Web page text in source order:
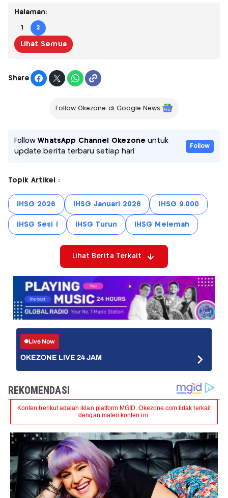
Halaman:
1 2
Lihat Semua
Share
Follow Okezone di Google News
FollowWhatsApp Channel Okezone untuk
update berita terbaru setiap hari
Follow
Topik Artikel :
IHSG 2026 IHSG Januari 2026 IHSG 9.000
IHSG Sesi I IHSG Turun IHSG Melemah
Lihat Berita Terkait
Live Now
OKEZONE LIVE 24 JAM